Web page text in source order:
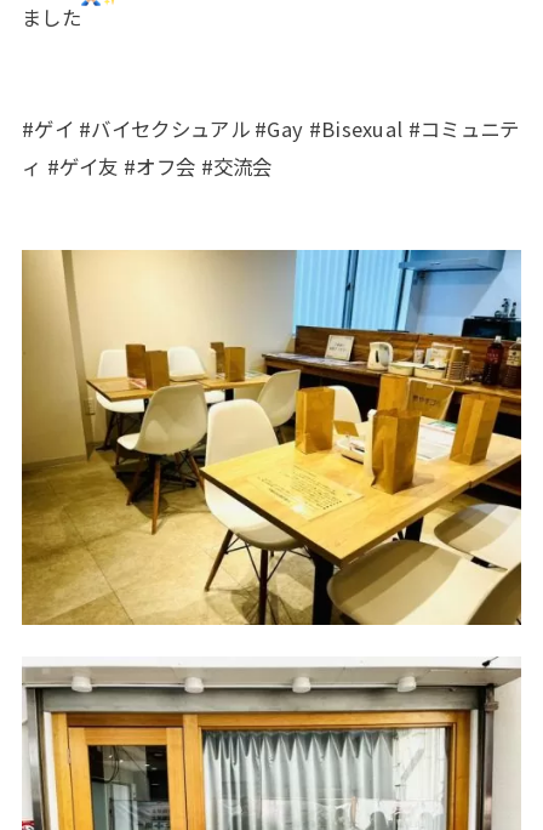
ました
#ゲイ #バイセクシュアル #Gay #Bisexual #コミュニテ
ィ #ゲイ友 #オフ会 #交流会